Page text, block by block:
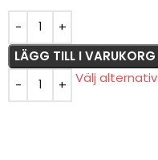
LÄGG TILL I VARUKORG
Välj alternativ